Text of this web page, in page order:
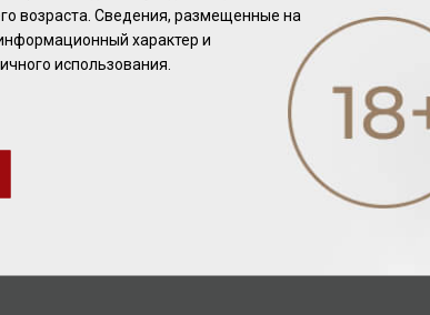
Cepa por Cepa
Nekeas Blanco 2023 13%
Вино/ белое
возраста. Сведения, размещенные на
характер и
использования.